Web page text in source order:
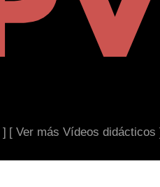
] [ Ver más Vídeos didácticos